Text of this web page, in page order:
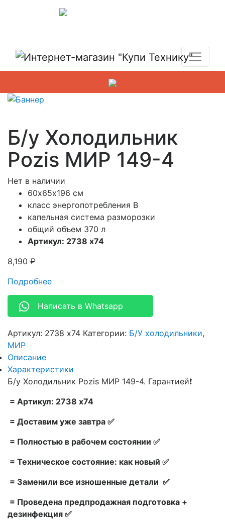
Б/у Холодильник
Pozis МИР 149-4
Нет в наличии
60х65х196 см
класс энергопотребления B
капельная система разморозки
общий объем 370 л
Артикул: 2738 х74
8,190 ₽
Подробнее
Написать в Whatsapp
Артикул: 2738 х74 Категории: Б/У холодильники,
МИР
Описание
Характеристики
Б/у Холодильник Pozis МИР 149-4. Гарантией❗
= Артикул: 2738 х74
= Доставим уже завтра ✅
= Полностью в рабочем состоянии ✅
= Техническое состояние: как новый ✅
= Заменили все изношенные детали ✅
= Проведена предпродажная подготовка +
дезинфекция ✅